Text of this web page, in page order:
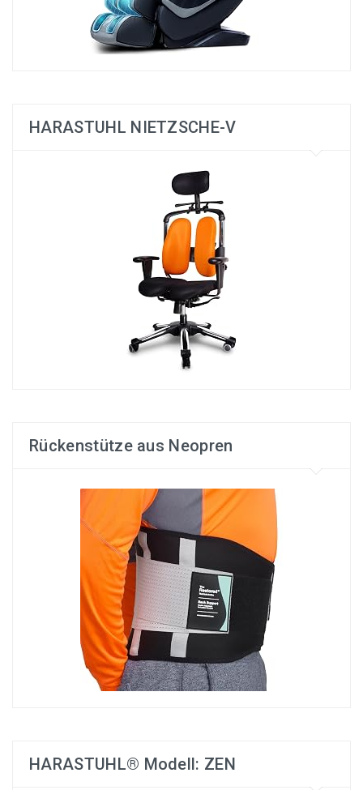
HARASTUHL NIETZSCHE-V
Rückenstütze aus Neopren
HARASTUHL® Modell: ZEN